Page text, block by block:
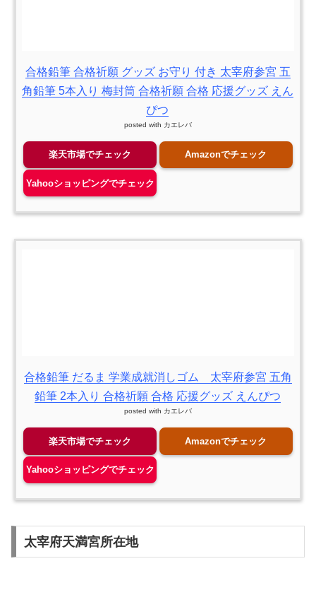
合格鉛筆 合格祈願 グッズ お守り 付き 太宰府参宮 五
角鉛筆 5本入り 梅封筒 合格祈願 合格 応援グッズ えん
ぴつ
posted with カエレバ
楽天市場でチェック Amazonでチェック
Yahooショッピングでチェック
合格鉛筆 だるま 学業成就消しゴム 太宰府参宮 五角
鉛筆 2本入り 合格祈願 合格 応援グッズ えんぴつ
posted with カエレバ
楽天市場でチェック Amazonでチェック
Yahooショッピングでチェック
太宰府天満宮所在地